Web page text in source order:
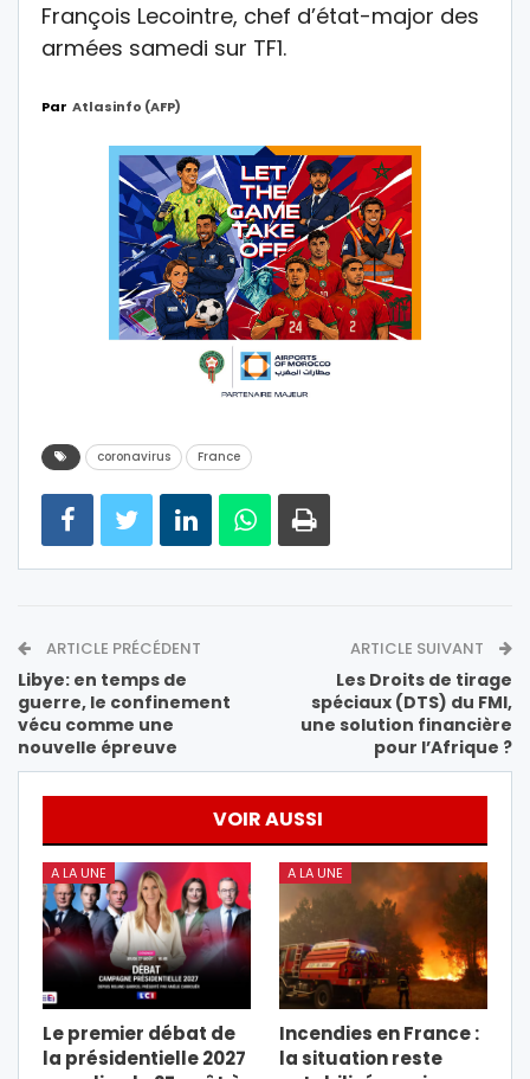
François Lecointre, chef d’état-major des
armées samedi sur TF1.
Par Atlasinfo (AFP)
coronavirus France
ARTICLE PRÉCÉDENT
Libye: en temps de
guerre, le confinement
vécu comme une
nouvelle épreuve
ARTICLE SUIVANT
Les Droits de tirage
spéciaux (DTS) du FMI,
une solution financière
pour l’Afrique ?
VOIR AUSSI
A LA UNE
Le premier débat de
la présidentielle 2027
A LA UNE
Incendies en France :
la situation reste